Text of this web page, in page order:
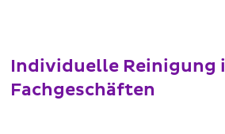
Individuelle Reinigung
Fachgeschäften